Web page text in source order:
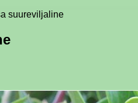
suureviljaline